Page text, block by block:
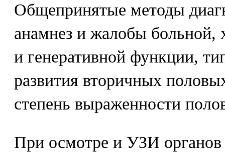
Общепринятые методы
анамнез и жалобы больной,
и генеративной функции,
развития вторичных
степень выраженности
При осмотре и УЗИ органов